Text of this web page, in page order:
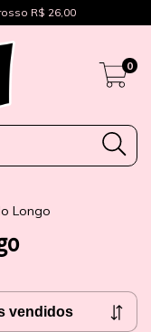
R$ 26,00
0
Longo